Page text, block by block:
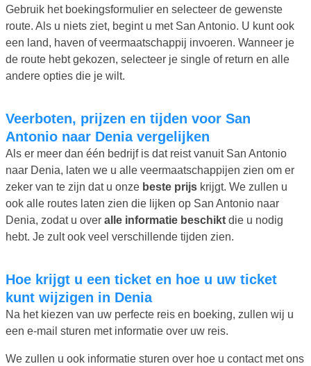
Gebruik het boekingsformulier en selecteer de gewenste
route. Als u niets ziet, begint u met San Antonio. U kunt ook
een land, haven of veermaatschappij invoeren. Wanneer je
de route hebt gekozen, selecteer je single of return en alle
andere opties die je wilt.
Veerboten, prijzen en tijden voor San
Antonio naar Denia vergelijken
Als er meer dan één bedrijf is dat reist vanuit San Antonio
naar Denia, laten we u alle veermaatschappijen zien om er
zeker van te zijn dat u onze beste prijs krijgt. We zullen u
ook alle routes laten zien die lijken op San Antonio naar
Denia, zodat u over alle informatie beschikt die u nodig
hebt. Je zult ook veel verschillende tijden zien.
Hoe krijgt u een ticket en hoe u uw ticket
kunt wijzigen in Denia
Na het kiezen van uw perfecte reis en boeking, zullen wij u
een e-mail sturen met informatie over uw reis.
We zullen u ook informatie sturen over hoe u contact met ons